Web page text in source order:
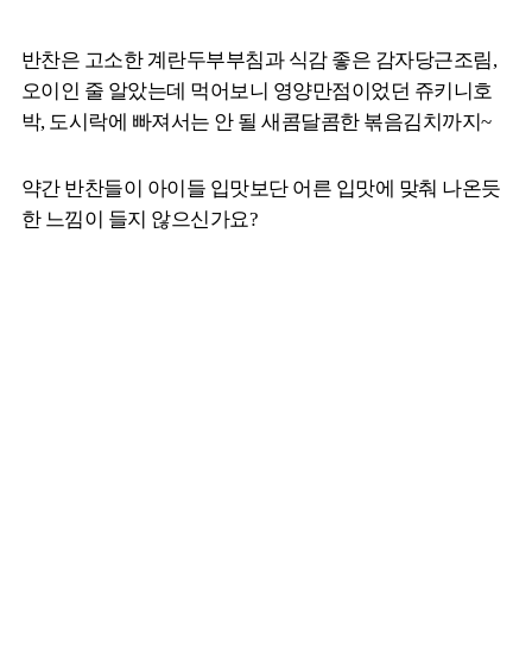
반찬은 고소한 계란두부부침과 식감 좋은 감자당근조림,
오이인 줄 알았는데 먹어보니 영양만점이었던 쥬키니호
박, 도시락에 빠져서는 안 될 새콤달콤한 볶음김치까지~
약간 반찬들이 아이들 입맛보단 어른 입맛에 맞춰 나온듯
한 느낌이 들지 않으신가요?